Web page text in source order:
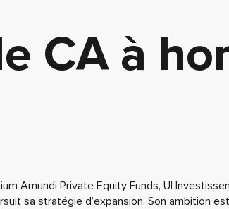
CA à
Amundi Private Equity Funds, UI
sa stratégie d’expansion. Son ambition